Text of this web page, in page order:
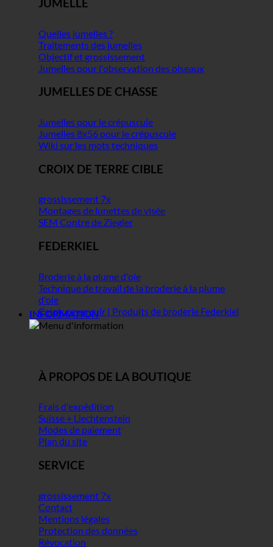
JUMELLE
Quelles jumelles ?
Traitements des jumelles
Objectif et grossissement
Jumelles pour l'observation des oiseaux
JUMELLES DE CHASSE
Jumelles pour le crépuscule
Jumelles 8x56 pour le crépuscule
Wiki sur les mots techniques
CROIX DE TERRE CIBLE
grossissement 7x
Montages de lunettes de visée
SEM Contre de Ziegler
FEDERKIEL
Broderie à la plume d'oie
Technique de travail de la broderie à la plume
d'oie
Ceinture en cuir | Produits de broderie Federkiel
INFORMATION
À PROPOS DE LA BOUTIQUE
Frais d'expédition
Suisse + Liechtenstein
Modes de paiement
Plan du site
SERVICE
grossissement 7x
Contact
Mentions légales
Protection des données
Révocation